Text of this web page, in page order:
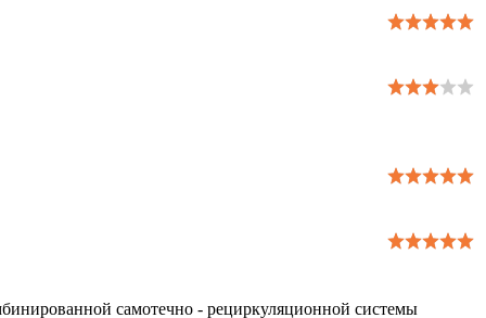
самотечно - рециркуляционной системы